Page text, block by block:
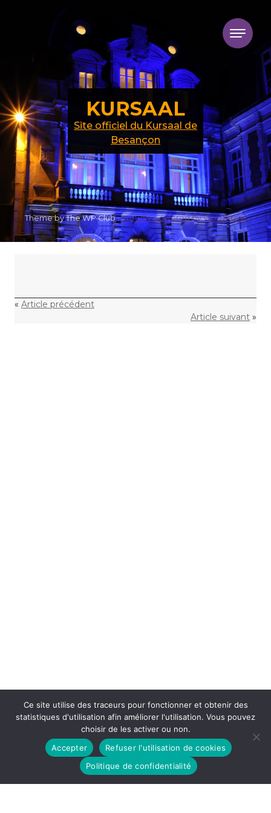
« Article précédent
Article suivant »
KURSAAL
Site officiel du Kursaal de
Besançon
Theme by The WP Club .Proudly powered by WordPress
Ce site utilise des traceurs pour fonctionner et obtenir des
statistiques d'utilisation afin améliorer l'utilisation. Vous pouvez
choisir de les activer ou non.
Accepter
Refuser l'utilisation de cookies
Politique de confidentialité